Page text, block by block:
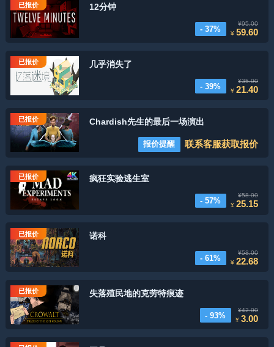
已报价 12分钟
- 37%
¥95.00
¥59.60
已报价 几乎消失了
- 39%
¥35.00
¥21.40
已报价 Chardish先生的最后一场演出
报价提醒 联系客服获取报价
已报价 疯狂实验逃生室
- 57%
¥58.00
¥25.15
已报价 诺科
- 61%
¥58.00
¥22.68
已报价 失落殖民地的克劳特痕迹
- 93%
¥42.00
¥3.00